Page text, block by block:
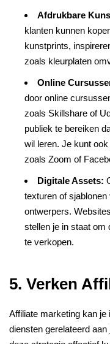
Afdrukbare
klanten kunnen
kunstprints,
zoals kleurplaten
Online
door online
zoals Skillshare of
publiek te bereiken
wil leren. Je kunt
zoals Zoom of
Digitale Assets:
texturen of
ontwerpers.
stellen je in staat om
te verkopen.
5. Verken
Affiliate marketing kan
diensten gerelateerd